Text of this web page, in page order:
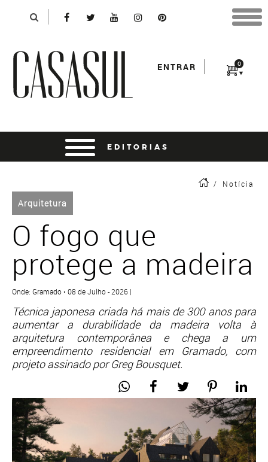
0
ENTRAR
/ Notícia
Arquitetura
O fogo que
protege a madeira
Onde: Gramado • 08 de Julho - 2026 |
Técnica japonesa criada há mais de 300 anos para
aumentar a durabilidade da madeira volta à
arquitetura contemporânea e chega a um
empreendimento residencial em Gramado, com
projeto assinado por Greg Bousquet.
*Para finalizar sua compra informe seu e-mail:
*Senha:
entrar usando o facebook